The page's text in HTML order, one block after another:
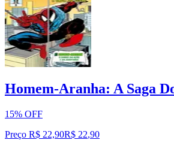
Homem-Aranha: A Saga
15% OFF
Preço R$ 22,90R$ 22,90